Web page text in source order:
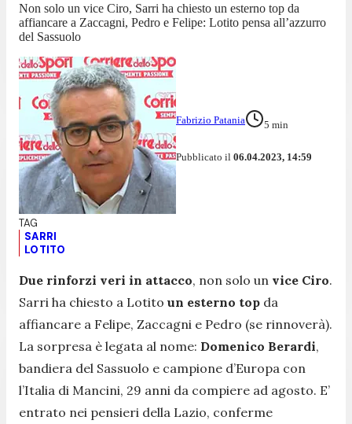
Non solo un vice Ciro, Sarri ha chiesto un esterno top da
affiancare a Zaccagni, Pedro e Felipe: Lotito pensa all’azzurro
del Sassuolo
Fabrizio Patania 5 min
Pubblicato il 06.04.2023, 14:59
SARRI
LOTITO
Due rinforzi veri in attacco, non solo un vice Ciro.
Sarri ha chiesto a Lotito un esterno top da
affiancare a Felipe, Zaccagni e Pedro (se rinnoverà).
La sorpresa è legata al nome: Domenico Berardi,
bandiera del Sassuolo e campione d’Europa con
l’Italia di Mancini, 29 anni da compiere ad agosto. E’
entrato nei pensieri della Lazio, conferme